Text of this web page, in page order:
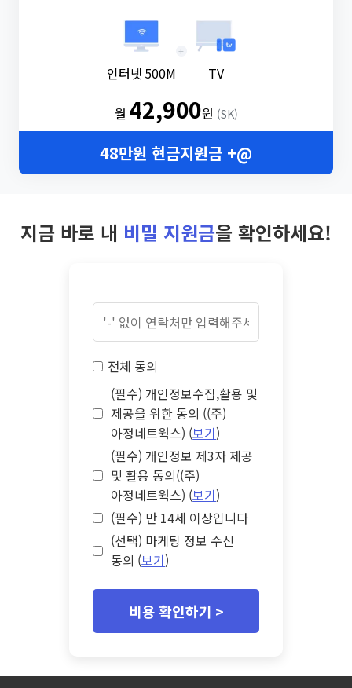
인터넷 500M
+
TV
월 42,900원 (SK)
48만원 현금지원금 +@
지금 바로 내 비밀 지원금을 확인하세요!
전체 동의
(필수) 개인정보수집,활용 및
제공을 위한 동의 ((주)
아정네트웍스) (보기)
(필수) 개인정보 제3자 제공
및 활용 동의((주)
아정네트웍스) (보기)
(필수) 만 14세 이상입니다
(선택) 마케팅 정보 수신
동의 (보기)
비용 확인하기 >